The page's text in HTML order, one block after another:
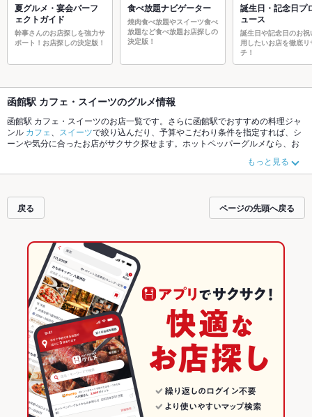
夏グルメ・宴会パーフ
ェクトガイド
幹事さんのお店探しを強力サ
ポート！お店探しの決定版！
食べ放題ナビゲーター
焼肉食べ放題やスイーツ食べ
放題など食べ放題お店探しの
決定版！
誕生日・記念日プ
ュース
誕生日や記念日のお祝
用したいお店を徹底リ
チ！
函館駅 カフェ・スイーツのグルメ情報
函館駅 カフェ・スイーツのお店一覧です。さらに函館駅でおすすめの料理ジャ
ンル カフェ スイーツで絞り込んだり、予算やこだわり条件を指定すれば、シ
ーンや気分に合ったお店がサクサク探せます。ホットペッパーグルメなら、お
の最新情報をご紹介しているので安心！24時間使える簡単便利なネット予約が
使えるお店も拡大中です。友達どうしの飲み会にも、会社の宴会にも、デート
もっと見る
戻る ページの先頭へ戻る